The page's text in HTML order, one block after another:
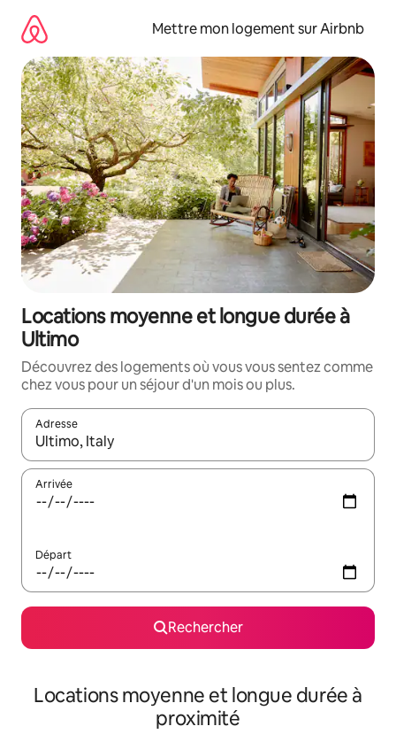
directement
contenu
Mettre mon logement sur Airbnb
Locations moyenne et longue durée à
Ultimo
Découvrez des logements où vous vous sentez comme
chez vous pour un séjour d'un mois ou plus.
Adresse
Lorsque les résultats s'affichent, utilisez les flèches vers le
Arrivée
Départ
Rechercher
Locations moyenne et longue durée à
proximité